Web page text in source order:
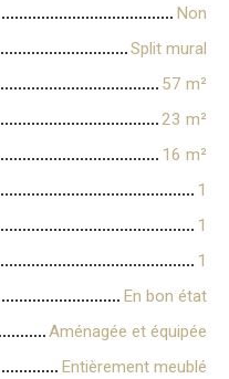
Non
Split mural
57 m²
23 m²
16 m²
1
1
1
En bon état
Aménagée et équipée
Entièrement meublé